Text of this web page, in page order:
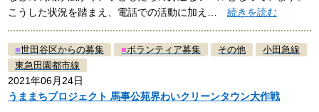
こうした状況を踏まえ、電話での活動に加え…続きを読む
■世田谷区からの募集 ■ボランティア募集 その他
小田急線
東急田園都市線
2021年06月24日
うままちプロジェクト 馬事公苑界わいクリーンタウン大作戦